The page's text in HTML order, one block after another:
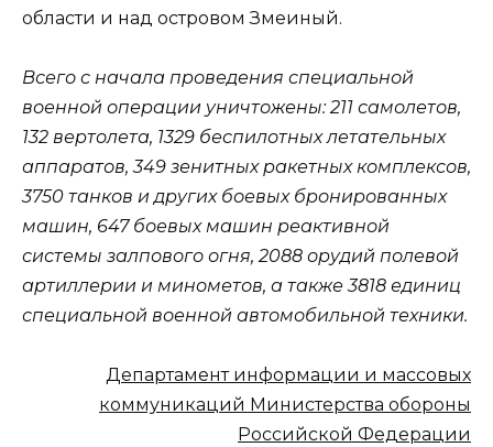
области и над островом Змеиный.
Всего с начала проведения специальной
военной операции уничтожены: 211 самолетов,
132 вертолета, 1329 беспилотных летательных
аппаратов, 349 зенитных ракетных комплексов,
3750 танков и других боевых бронированных
машин, 647 боевых машин реактивной
системы залпового огня, 2088 орудий полевой
артиллерии и минометов, а также 3818 единиц
специальной военной автомобильной техники.
Департамент информации и массовых
коммуникаций Министерства обороны
Российской Федерации